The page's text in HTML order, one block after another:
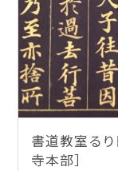
書道教室る
寺本部］